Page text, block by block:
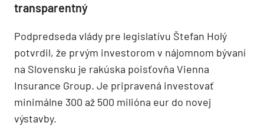
transparentný
Podpredseda vlády pre legislatívu Štefan Holý
potvrdil, že prvým investorom v nájomnom bývaní
na Slovensku je rakúska poisťovňa Vienna
Insurance Group. Je pripravená investovať
minimálne 300 až 500 milióna eur do novej
výstavby.